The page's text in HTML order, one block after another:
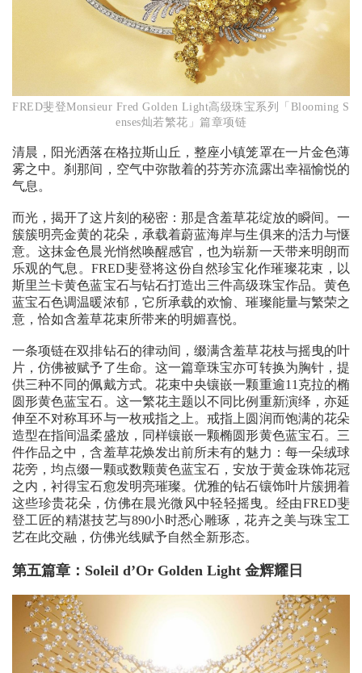
FRED斐登Monsieur Fred Golden Light高级珠宝系列「Blooming S
enses灿若繁花」篇章项链
清晨，阳光洒落在格拉斯山丘，整座小镇笼罩在一片金色薄
雾之中。刹那间，空气中弥散着的芬芳亦流露出幸福愉悦的
气息。
而光，揭开了这片刻的秘密：那是含羞草花绽放的瞬间。一
簇簇明亮金黄的花朵，承载着蔚蓝海岸与生俱来的活力与惬
意。这抹金色晨光悄然唤醒感官，也为崭新一天带来明朗而
乐观的气息。FRED斐登将这份自然珍宝化作璀璨花束，以
斯里兰卡黄色蓝宝石与钻石打造出三件高级珠宝作品。黄色
蓝宝石色调温暖浓郁，它所承载的欢愉、璀璨能量与繁荣之
意，恰如含羞草花束所带来的明媚喜悦。
一条项链在双排钻石的律动间，缀满含羞草花枝与摇曳的叶
片，仿佛被赋予了生命。这一篇章珠宝亦可转换为胸针，提
供三种不同的佩戴方式。花束中央镶嵌一颗重逾11克拉的椭
圆形黄色蓝宝石。这一繁花主题以不同比例重新演绎，亦延
伸至不对称耳环与一枚戒指之上。戒指上圆润而饱满的花朵
造型在指间温柔盛放，同样镶嵌一颗椭圆形黄色蓝宝石。三
件作品之中，含羞草花焕发出前所未有的魅力：每一朵绒球
花旁，均点缀一颗或数颗黄色蓝宝石，安放于黄金珠饰花冠
之内，衬得宝石愈发明亮璀璨。优雅的钻石镶饰叶片簇拥着
这些珍贵花朵，仿佛在晨光微风中轻轻摇曳。经由FRED斐
登工匠的精湛技艺与890小时悉心雕琢，花卉之美与珠宝工
艺在此交融，仿佛光线赋予自然全新形态。
第五篇章：Soleil d’Or Golden Light 金辉耀日